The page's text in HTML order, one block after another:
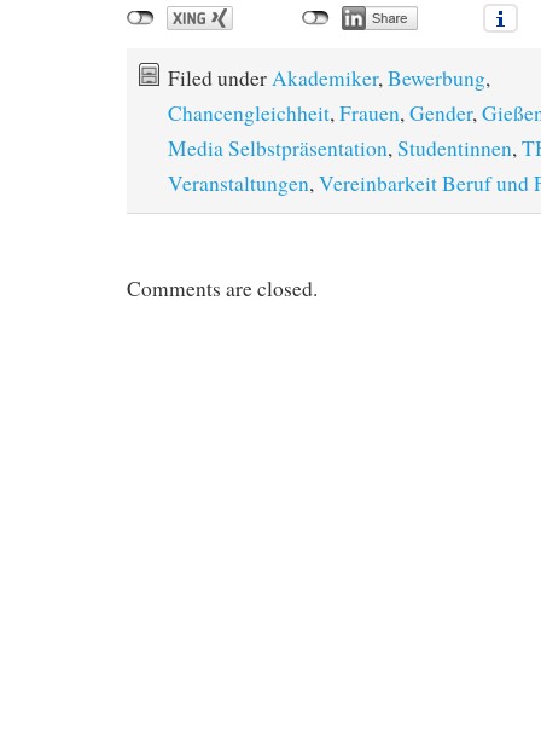
Filed under Akademiker, Bewerbung,
Chancengleichheit, Frauen, Gender,
Media Selbstpräsentation, Studentinnen,
Veranstaltungen, Vereinbarkeit Beruf und
Comments are closed.